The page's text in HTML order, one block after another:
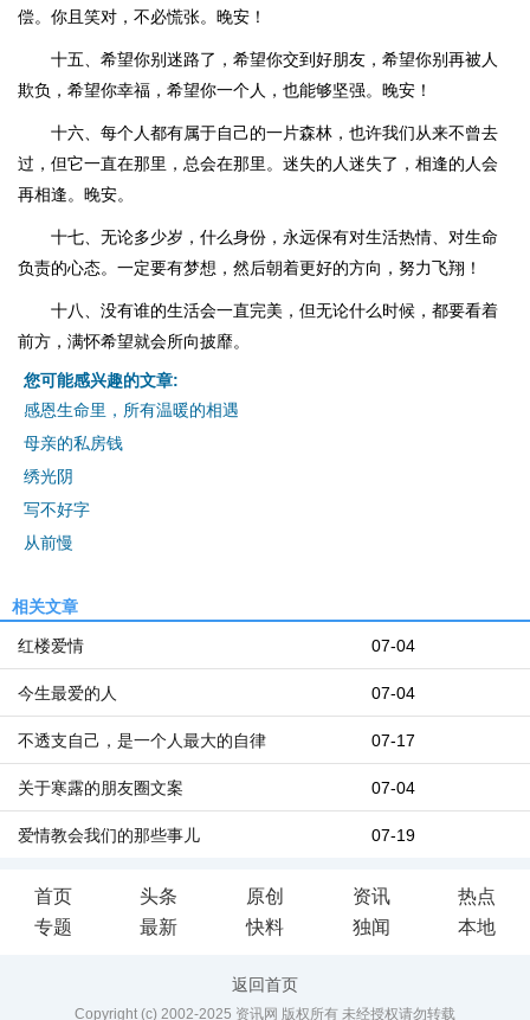
偿。你且笑对，不必慌张。晚安！
十五、希望你别迷路了，希望你交到好朋友，希望你别再被人
欺负，希望你幸福，希望你一个人，也能够坚强。晚安！
十六、每个人都有属于自己的一片森林，也许我们从来不曾去
过，但它一直在那里，总会在那里。迷失的人迷失了，相逢的人会
再相逢。晚安。
十七、无论多少岁，什么身份，永远保有对生活热情、对生命
负责的心态。一定要有梦想，然后朝着更好的方向，努力飞翔！
十八、没有谁的生活会一直完美，但无论什么时候，都要看着
前方，满怀希望就会所向披靡。
您可能感兴趣的文章:
感恩生命里，所有温暖的相遇
母亲的私房钱
绣光阴
写不好字
从前慢
相关文章
07-04
红楼爱情
07-04
今生最爱的人
07-17
不透支自己，是一个人最大的自律
07-04
关于寒露的朋友圈文案
07-19
爱情教会我们的那些事儿
首页 头条 原创 资讯
热点
专题
最新 快料 独闻 本地
返回首页
Copyright (c) 2002-2025 资讯网 版权所有 未经授权请勿转载